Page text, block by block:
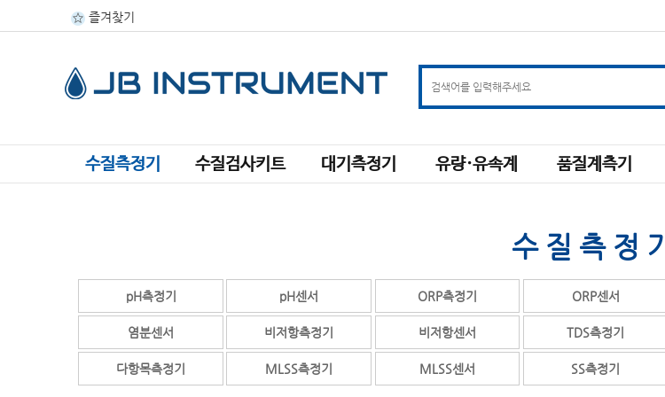
즐겨찾기
수질측정기 수질검사키트 대기측정기 유량·유속계 품질계측기
수질측정기
pH측정기 pH센서 ORP측정기 ORP센서
염분센서 비저항측정기 비저항센서 TDS측정기
다항목측정기 MLSS측정기 MLSS센서 SS측정기